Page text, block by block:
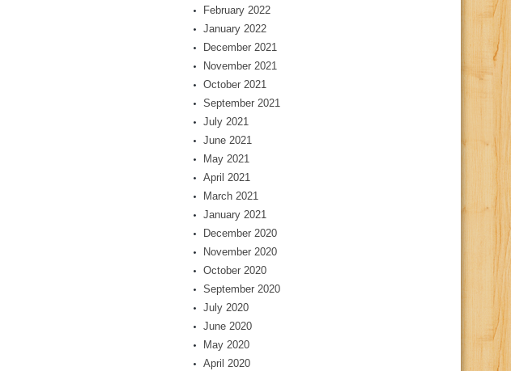
February 2022
January 2022
December 2021
November 2021
October 2021
September 2021
July 2021
June 2021
May 2021
April 2021
March 2021
January 2021
December 2020
November 2020
October 2020
September 2020
July 2020
June 2020
May 2020
April 2020